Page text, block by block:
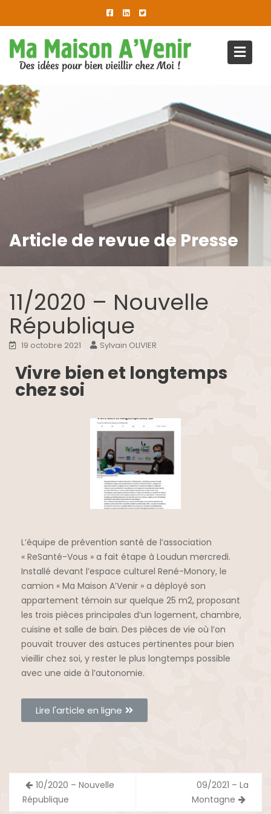
Article de revue de Presse
11/2020 – Nouvelle
République
19 octobre 2021 Sylvain OLIVIER
Vivre bien et longtemps
chez soi
L’équipe de prévention santé de l’association
« ReSanté-Vous » a fait étape à Loudun mercredi.
Installé devant l’espace culturel René-Monory, le
camion « Ma Maison A’Venir » a déployé son
appartement témoin sur quelque 25 m2, proposant
les trois pièces principales d’un logement, chambre,
cuisine et salle de bain. Des pièces de vie où l’on
pouvait trouver des astuces pertinentes pour bien
vieillir chez soi, y rester le plus longtemps possible
avec une aide à l’autonomie.
Lire l'article en ligne
10/2020 – Nouvelle
République
09/2021 – La
Montagne